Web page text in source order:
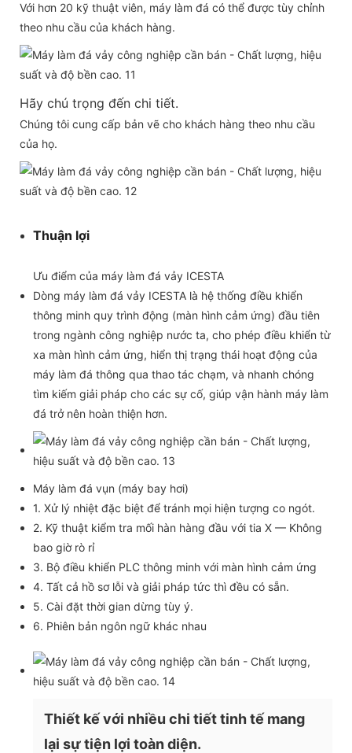
Với hơn 20 kỹ thuật viên, máy làm đá có thể được tùy chỉnh
theo nhu cầu của khách hàng.
Hãy chú trọng đến chi tiết.
Chúng tôi cung cấp bản vẽ cho khách hàng theo nhu cầu
của họ.
Thuận lợi
Ưu điểm của máy làm đá vảy ICESTA
Dòng máy làm đá vảy ICESTA là hệ thống điều khiển
thông minh quy trình động (màn hình cảm ứng) đầu tiên
trong ngành công nghiệp nước ta, cho phép điều khiển từ
xa màn hình cảm ứng, hiển thị trạng thái hoạt động của
máy làm đá thông qua thao tác chạm, và nhanh chóng
tìm kiếm giải pháp cho các sự cố, giúp vận hành máy làm
đá trở nên hoàn thiện hơn.
Máy làm đá vụn (máy bay hơi)
1. Xử lý nhiệt đặc biệt để tránh mọi hiện tượng co ngót.
2. Kỹ thuật kiểm tra mối hàn hàng đầu với tia X — Không
bao giờ rò rỉ
3. Bộ điều khiển PLC thông minh với màn hình cảm ứng
4. Tất cả hồ sơ lỗi và giải pháp tức thì đều có sẵn.
5. Cài đặt thời gian dừng tùy ý.
6. Phiên bản ngôn ngữ khác nhau
Thiết kế với nhiều chi tiết tinh tế mang
lại sự tiện lợi toàn diện.